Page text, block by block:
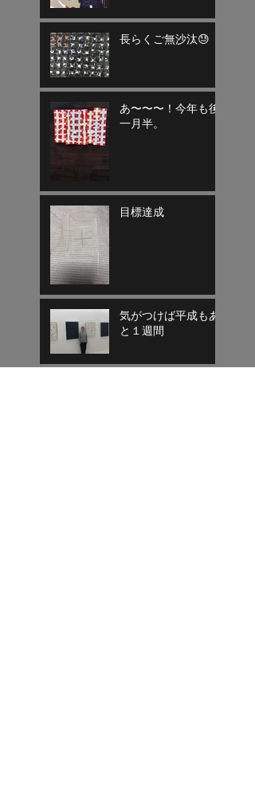
長らくご無沙汰😓
あ〜〜〜！今年も後
一月半。
目標達成
気がつけば平成もあ
と１週間